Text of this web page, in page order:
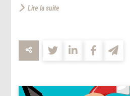
Lire la suite